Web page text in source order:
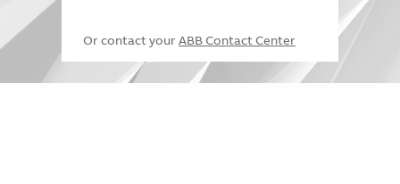
Or contact your ABB Contact Center